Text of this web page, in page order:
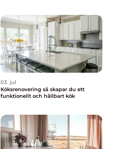
03. jul
Köksrenovering så skapar du ett
funktionellt och hållbart kök